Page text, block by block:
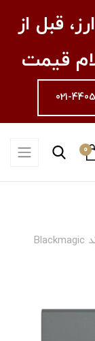
قبل از
قیمت
021-
0